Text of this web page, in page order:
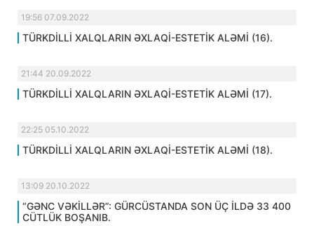
19:56 07.09.2022
TÜRKDİLLİ XALQLARIN ƏXLAQİ-ESTETİK ALƏMİ (16).
21:44 20.09.2022
TÜRKDİLLİ XALQLARIN ƏXLAQİ-ESTETİK ALƏMİ (17).
22:25 05.10.2022
TÜRKDİLLİ XALQLARIN ƏXLAQİ-ESTETİK ALƏMİ (18).
13:09 20.10.2022
“GƏNC VƏKİLLƏR”: GÜRCÜSTANDA SON ÜÇ İLDƏ 33 400
CÜTLÜK BOŞANIB.